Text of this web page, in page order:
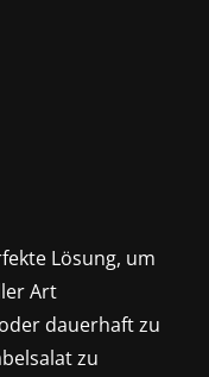
Lösung, um
Art
dauerhaft zu
zu